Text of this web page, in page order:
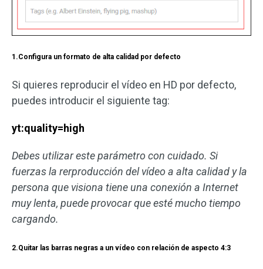
1.Configura un formato de alta calidad por defecto
Si quieres reproducir el vídeo en HD por defecto,
puedes introducir el siguiente tag:
yt:quality=high
Debes utilizar este parámetro con cuidado. Si
fuerzas la rerproducción del vídeo a alta calidad y la
persona que visiona tiene una conexión a Internet
muy lenta, puede provocar que esté mucho tiempo
cargando.
2.Quitar las barras negras a un vídeo con relación de aspecto 4:3